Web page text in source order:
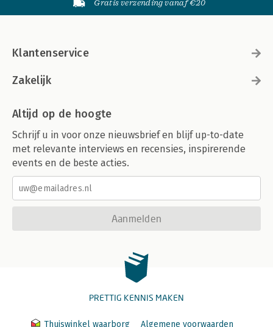
Gratis verzending vanaf €20
Klantenservice
Zakelijk
Altijd op de hoogte
Schrijf u in voor onze nieuwsbrief en blijf up-to-date
met relevante interviews en recensies, inspirerende
events en de beste acties.
Aanmelden
PRETTIG KENNIS MAKEN
Thuiswinkel waarborg Algemene voorwaarden